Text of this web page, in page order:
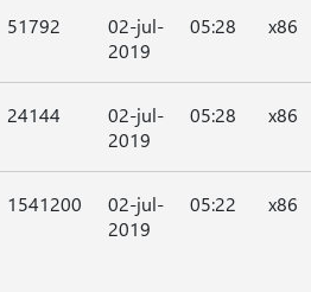
51792
02-jul-
2019
05:28 x86
24144
02-jul-
2019
05:28 x86
1541200
02-jul-
2019
05:22 x86